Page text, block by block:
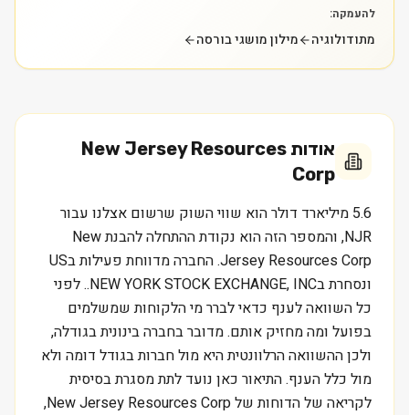
להעמקה:
מתודולוגיה מילון מושגי בורסה
אודות New Jersey Resources
Corp
5.6 מיליארד דולר הוא שווי השוק שרשום אצלנו עבור
NJR, והמספר הזה הוא נקודת ההתחלה להבנת New
Jersey Resources Corp. החברה מדווחת פעילות בUS
ונסחרת בNEW YORK STOCK EXCHANGE, INC.. לפני
כל השוואה לענף כדאי לברר מי הלקוחות שמשלמים
בפועל ומה מחזיק אותם. מדובר בחברה בינונית בגודלה,
ולכן ההשוואה הרלוונטית היא מול חברות בגודל דומה ולא
מול כלל הענף. התיאור כאן נועד לתת מסגרת בסיסית
לקריאה של הדוחות של New Jersey Resources Corp,